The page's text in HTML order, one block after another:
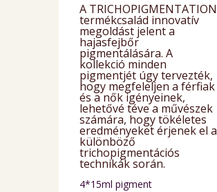
A TRICHOPIGMENTATION
termékcsalád innovatív
megoldást jelent a
hajasfejbőr
pigmentálására. A
kollekció minden
pigmentjét úgy tervezték,
hogy megfeleljen a férfiak
és a nők igényeinek,
lehetővé téve a művészek
számára, hogy tökéletes
eredményeket érjenek el a
különböző
trichopigmentációs
technikák során.
4*15ml pigment